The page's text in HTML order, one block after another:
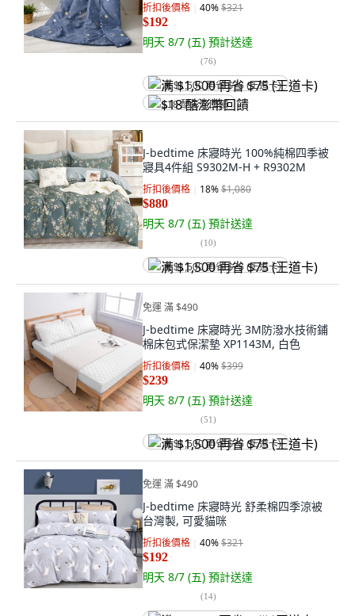
折扣後價格 40%$321
$192
明天 8/7 (五) 預計送達
(76)
满 $1,500 再省 $75 (王道卡)
$18 酷澎幣回饋
J-bedtime 床寢時光 100%純棉四季被
寢具4件組 S9302M-H + R9302M
折扣後價格 18%$1,080
$880
明天 8/7 (五) 預計送達
(10)
满 $1,500 再省 $75 (王道卡)
免運 滿 $490
J-bedtime 床寢時光 3M防潑水技術鋪
棉床包式保潔墊 XP1143M, 白色
折扣後價格 40%$399
$239
明天 8/7 (五) 預計送達
(51)
满 $1,500 再省 $75 (王道卡)
免運 滿 $490
J-bedtime 床寢時光 舒柔棉四季涼被
台灣製, 可愛貓咪
折扣後價格 40%$321
$192
明天 8/7 (五) 預計送達
(14)